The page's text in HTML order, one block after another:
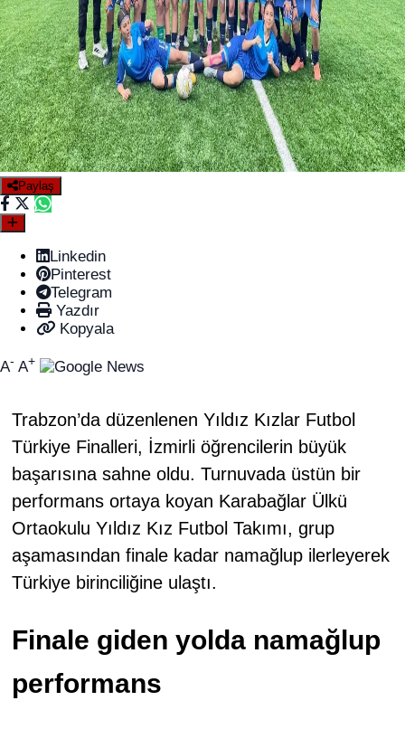
Paylaş
Linkedin
Pinterest
Telegram
Yazdır
Kopyala
A- A+
Trabzon’da düzenlenen Yıldız Kızlar Futbol
Türkiye Finalleri, İzmirli öğrencilerin büyük
başarısına sahne oldu. Turnuvada üstün bir
performans ortaya koyan Karabağlar Ülkü
Ortaokulu Yıldız Kız Futbol Takımı, grup
aşamasından finale kadar namağlup ilerleyerek
Türkiye birinciliğine ulaştı.
Finale giden yolda namağlup
performans